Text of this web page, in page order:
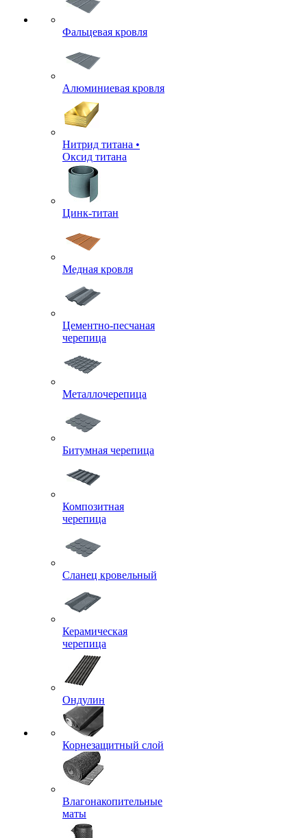
Фальцевая кровля
Алюминиевая кровля
Нитрид титана •
Оксид титана
Цинк-титан
Медная кровля
Цементно-песчаная
черепица
Металлочерепица
Битумная черепица
Композитная
черепица
Сланец кровельный
Керамическая
черепица
Ондулин
Корнезащитный слой
Влагонакопительные
маты